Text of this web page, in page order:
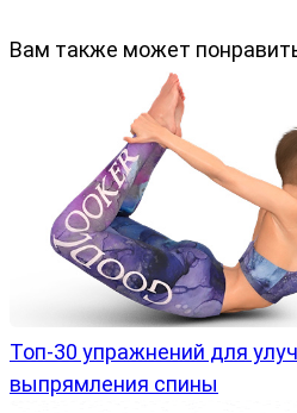
Вам также может
Топ-30 упражнений для
выпрямления спины